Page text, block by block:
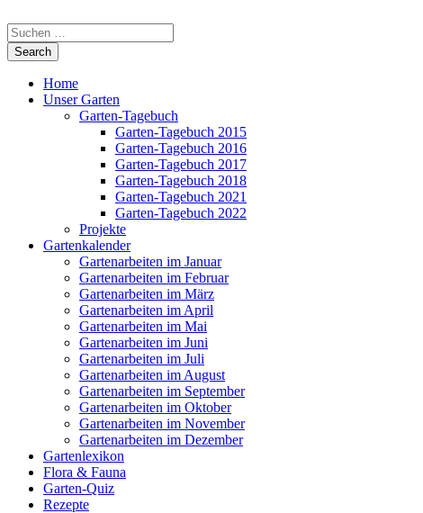
Home
Unser Garten
Garten-Tagebuch
Garten-Tagebuch 2015
Garten-Tagebuch 2016
Garten-Tagebuch 2017
Garten-Tagebuch 2018
Garten-Tagebuch 2021
Garten-Tagebuch 2022
Projekte
Gartenkalender
Gartenarbeiten im Januar
Gartenarbeiten im Februar
Gartenarbeiten im März
Gartenarbeiten im April
Gartenarbeiten im Mai
Gartenarbeiten im Juni
Gartenarbeiten im Juli
Gartenarbeiten im August
Gartenarbeiten im September
Gartenarbeiten im Oktober
Gartenarbeiten im November
Gartenarbeiten im Dezember
Gartenlexikon
Flora & Fauna
Garten-Quiz
Rezepte